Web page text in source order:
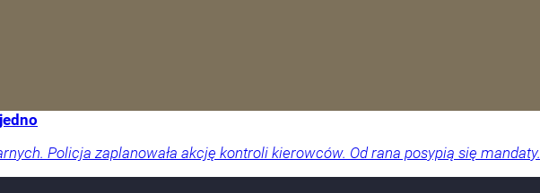
Policja zaplanowała akcję kontroli kierowców. Od rana posypią się mandaty.